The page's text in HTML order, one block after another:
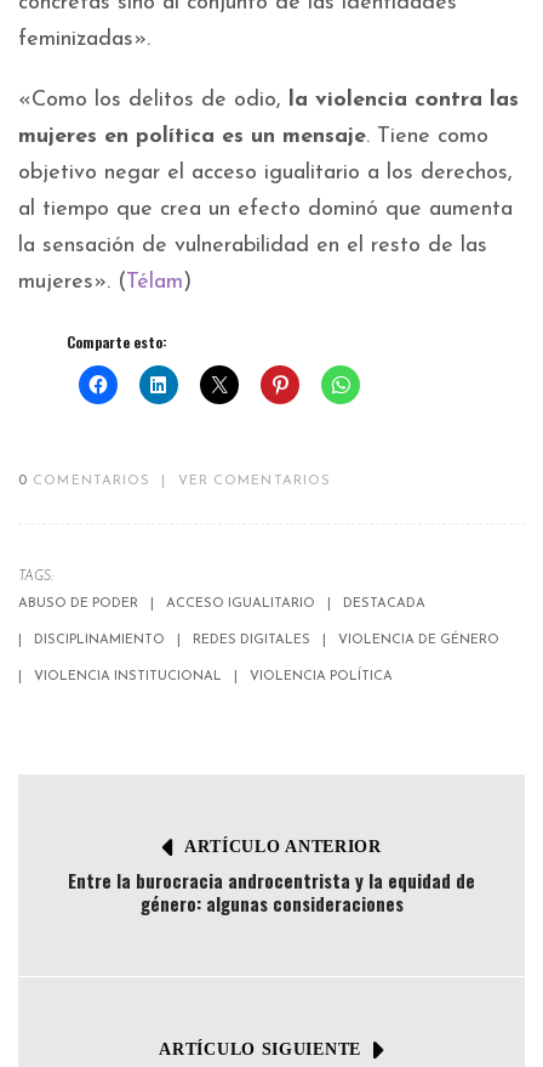
feminizadas».
«Como los delitos de odio,
la violencia contra las
mujeres en política es un mensaje. Tiene como
objetivo negar el acceso igualitario a los derechos,
al tiempo que crea un efecto dominó que aumenta
la sensación de vulnerabilidad en el resto de las
mujeres». (Télam)
Comparte esto:
0 COMENTARIOS VER COMENTARIOS
TAGS:
ABUSO DE PODER
ACCESO IGUALITARIO DESTACADA
DISCIPLINAMIENTO REDES DIGITALES VIOLENCIA DE GÉNERO
VIOLENCIA INSTITUCIONAL VIOLENCIA POLÍTICA
ARTÍCULO ANTERIOR
Entre la burocracia androcentrista y la equidad de
género: algunas consideraciones
ARTÍCULO SIGUIENTE